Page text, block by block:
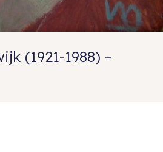
(1921-1988) –